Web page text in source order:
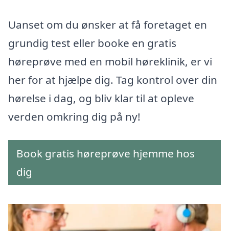
Uanset om du ønsker at få foretaget en
grundig test eller booke en gratis
høreprøve med en mobil høreklinik, er vi
her for at hjælpe dig. Tag kontrol over din
hørelse i dag, og bliv klar til at opleve
verden omkring dig på ny!
Book gratis høreprøve hjemme hos
dig